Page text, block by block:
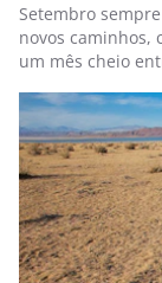
Setembro
novos caminhos,
um mês cheio
vida vai pregando, de vez
publicações e
supermercado: -Nova colaboração na Revista Incomunidade,
onde foram
recensão crítica
link para a
InComunidade —
Revista Ogygia